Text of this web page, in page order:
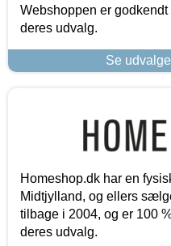
Webshoppen er
deres udvalg.
Se
Homeshop.dk har en
Midtjylland, og ellers
tilbage i 2004, og er 100
deres udvalg.